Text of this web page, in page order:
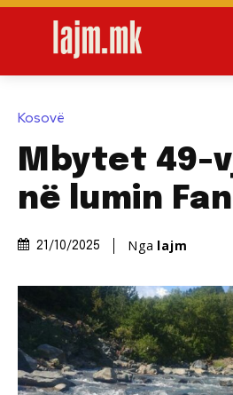
Kosovë
Mbytet 49-
në lumin Fan
21/10/2025 Nga lajm